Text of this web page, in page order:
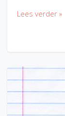
Lees verder »